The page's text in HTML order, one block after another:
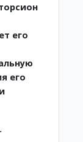
его
его